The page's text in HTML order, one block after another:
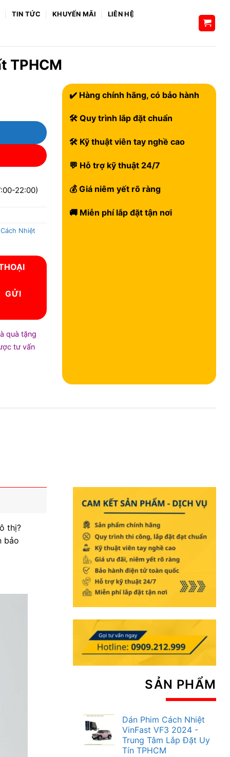
TIN TỨC KHUYẾN MÃI
LIÊN HỆ
TPHCM
22:00)
Nhiệt
quà tặng
tư vấn
✔️ Hàng chính hãng, có bảo hành
🛠 Quy trình lắp đặt chuẩn
🛠 Kỹ thuật viên tay nghề cao
💬 Hỗ trợ kỹ thuật 24/7
💰 Giá niêm yết rõ ràng
🚚 Miễn phí lắp đặt tận nơi
thị?
bảo
SẢN PHẨM
Dán Phim Cách Nhiệt
VinFast VF3 2024 -
Trung Tâm Lắp Đặt Uy
Tín TPHCM